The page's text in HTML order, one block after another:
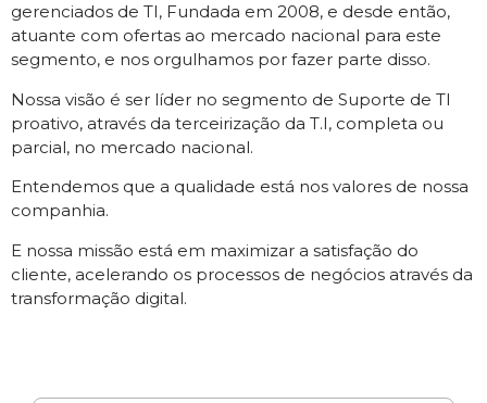
gerenciados de TI, Fundada em 2008, e desde então,
atuante com ofertas ao mercado nacional para este
segmento, e nos orgulhamos por fazer parte disso.
Nossa visão é ser líder no segmento de Suporte de TI
proativo, através da terceirização da T.I, completa ou
parcial, no mercado nacional.
Entendemos que a qualidade está nos valores de nossa
companhia.
E nossa missão está em maximizar a satisfação do
cliente, acelerando os processos de negócios através da
transformação digital.